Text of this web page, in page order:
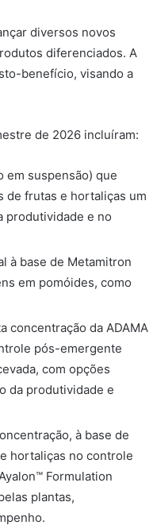
diversos novos
diferenciados. A
benefício, visando a
de 2026 incluíram:
em suspensão) que
de frutas e hortaliças um
produtividade e no
à base de Metamitron
em pomóides, como
concentração da ADAMA
pós-emergente
com opções
da produtividade e
à base de
hortaliças no controle
Formulation
plantas,